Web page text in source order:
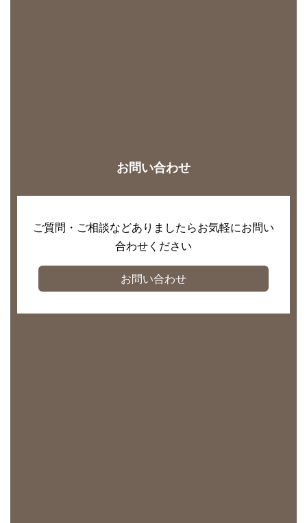
お問い合わせ
ご質問・ご相談などありましたらお気軽にお問い
合わせください
お問い合わせ